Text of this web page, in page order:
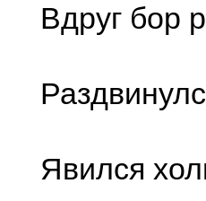
Вдруг бор
Явился